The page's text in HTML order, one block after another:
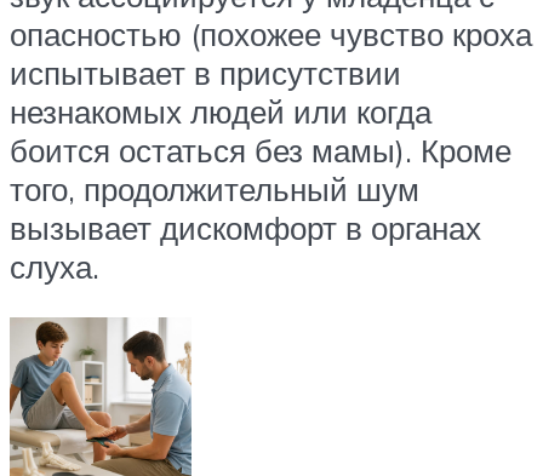
опасностью (похожее чувство кроха
испытывает в присутствии
незнакомых людей или когда
боится остаться без мамы). Кроме
того, продолжительный шум
вызывает дискомфорт в органах
слуха.